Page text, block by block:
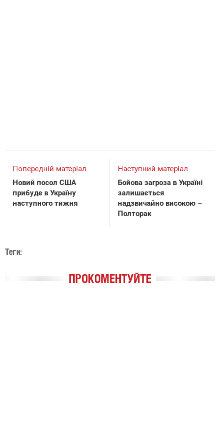
Попередній матеріал
Новий посол США
прибуде в Україну
наступного тижня
Наступний матеріал
Бойова загроза в Україні
залишається
надзвичайно високою –
Полторак
Теги:
ПРОКОМЕНТУЙТЕ